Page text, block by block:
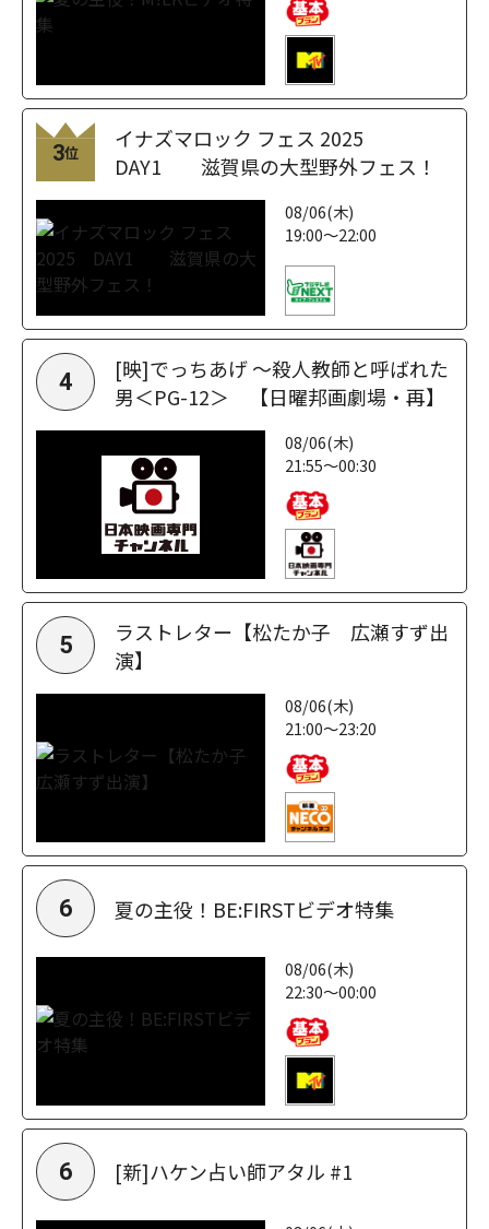
3位
イナズマロック フェス 2025
DAY1 滋賀県の大型野外フェス！
08/06(木)
19:00～22:00
4
[映]でっちあげ ～殺人教師と呼ばれた
男＜PG-12＞ 【日曜邦画劇場・再】
08/06(木)
21:55～00:30
5
ラストレター【松たか子 広瀬すず出
演】
08/06(木)
21:00～23:20
6 夏の主役！BE:FIRSTビデオ特集
08/06(木)
22:30～00:00
6 [新]ハケン占い師アタル #1